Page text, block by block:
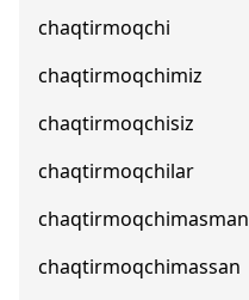
chaqtirmoqchi
chaqtirmoqchimiz
chaqtirmoqchisiz
chaqtirmoqchilar
chaqtirmoqchimasman
chaqtirmoqchimassan